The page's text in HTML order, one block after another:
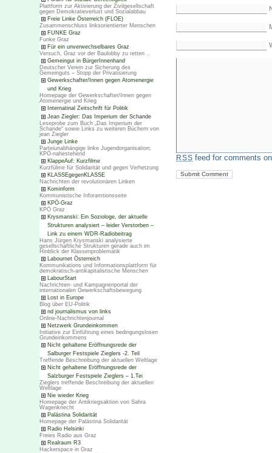
Plattform zur Aktivierung der Zivilgesellschaft
gegen Demokratieverlust und Sozialabbau
Freie Linke Österreich (FLOE)
Zusammenschluss linksorientierter Menschen
FUNKE Graz
Funke Graz
Für ein unverwechselbares Graz
Versuch, Graz vor der Baulobby zu retten ..
Gemeingut in BürgerInnenhand
Deutscher Verein zur Sicherung des
Gemeinguts – Stopp der Privatisierung
Gewerkschafter/Innen gegen Atomenergie
und Krieg
Homepage der Gewerkschafter/Innen gegen
Atomenergie und Krieg
Internatinal Zeitschrift für Politik
Jean Ziegler: Das Imperium der Schande
Leseprobe zum Buch „Das Imperium der
Schande“ sowie Links zu weiteren Büchern von
jean Ziegler
Junge Linke
Parteiunabhängige linke Jugendorganisation;
KPÖ-nahestehend
KlappeAuf: Kurzfilme
Kurzfülme für Solidarität und gegen Verhetzung
KLASSEgegenKLASSE
Nachrichten der revolutionären Linken
Kominform
Kommunistische Inforamtionsseite
KPÖ-Graz
KPÖ Graz
Krysmanski: Ein Soziologe, der aktuelle
Strukturen analysiert – leider Verstorben –
Link zu einem WDR-Radiobeitrag
Hans Jürgen Krysmanski analysierte
gesellschaftliche Strukturen gerade auch im
Hinblick der Klassenproblematik
Labournet Österreich
Kommunikations und Informationsplattform für
demokratisch-antikapitalistische Menschen
LabourStart
Nachrichten- und Kampagnenportal der
internationalen Gewerkschaftsbewegung
Lost in Europe
Blog über EU-Politik
nd journalismus von links
Online-Nachrichtenjournal
Netzwerk Grundeinkommen
Initiative zur Einführung eines bedingungslosen
Grundeinkommens
Nicht gehaltene Eröffnungsrede der
Salburger Festspiele Zieglers -2. Teil
Treffende Beschreibung der aktuellen Weltlage
Nicht gehaltene Eröffnungsrede der
Salzburger Festspiele Zieglers – 1.Tei
Zieglers treffende Beschreibung der aktuellen
Weltlage
Nie wieder Krieg
Homepage der Antikriegsaktion von Sahra
Wagenknecht
Palästina Solidarität
Homepage der Palästina Solidarität
Radio Helsinki
Freies Radio aus Graz
Realraum R3
Hackerspace in Graz
RSS feed for comments